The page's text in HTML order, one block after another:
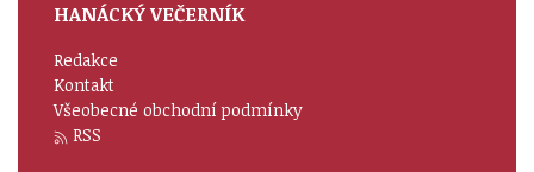
HANÁCKÝ VEČERNÍK
Redakce
Kontakt
Všeobecné obchodní podmínky
RSS